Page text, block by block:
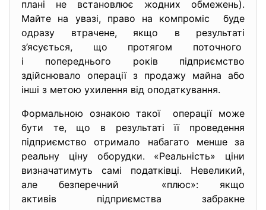
плані не встановлює жодних обмежень).
Майте на увазі, право на компроміс буде
одразу втрачене, якщо в результаті
з’ясується, що протягом поточного
і попереднього років підприємство
здійснювало операції з продажу майна або
інші з метою ухилення від оподаткування.
Формальною ознакою такої операції може
бути те, що в результаті її проведення
підприємство отримало набагато менше за
реальну ціну оборудки. «Реальність» ціни
визначатимуть самі податківці. Невеликий,
але безперечний «плюс»: якщо
активів підприємства забракне